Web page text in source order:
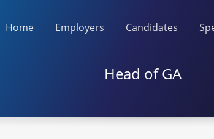
Home Employers Candidates
Head of GA